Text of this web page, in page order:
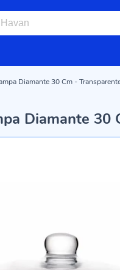
Diamante 30 Cm -
Diamante 30